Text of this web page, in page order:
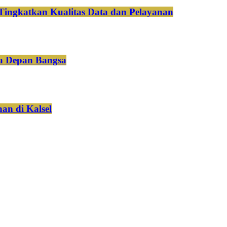
Kualitas Data dan Pelayanan
Bangsa
di Kalsel